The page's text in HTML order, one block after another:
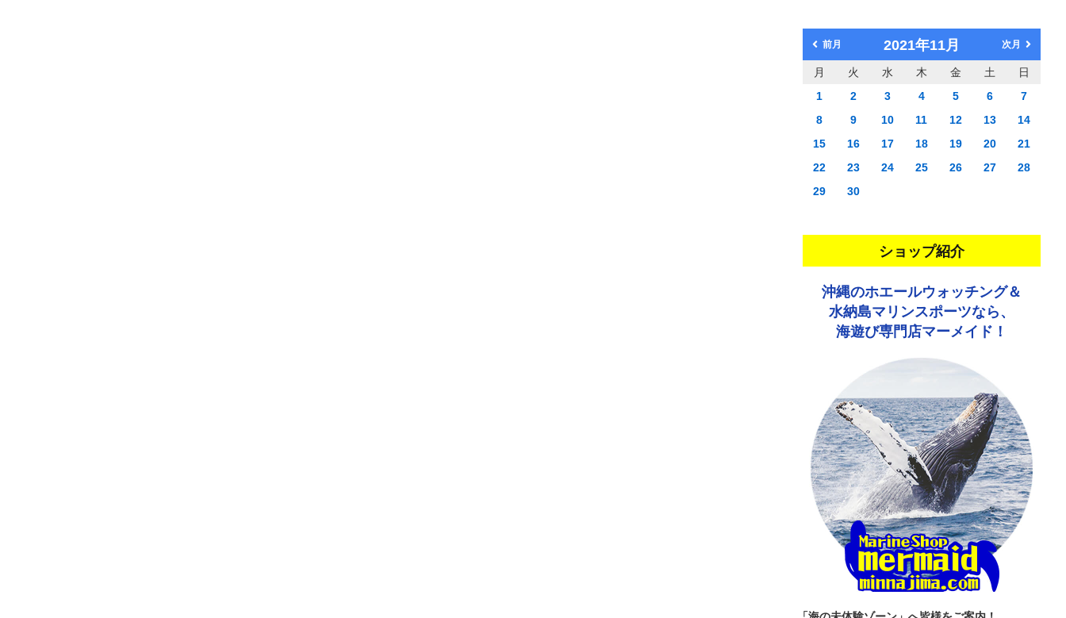
前月 2021年11月 次月
月 火 水 木 金 土
日
1
2 3 4 5 6
7
8
9 10 11 12 13
14
15
16 17 18 19 20
21
22
23 24 25 26 27
28
29
30
ショップ紹介
沖縄のホエールウォッチング＆
水納島マリンスポーツなら、
海遊び専門店マーメイド！